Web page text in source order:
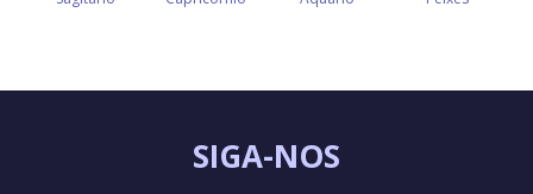
SIGA-NOS